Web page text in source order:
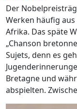
Der
Werken häufig
Afrika. Das späte
„Chanson
Sujets, denn es
Bretagne und
abspielten.